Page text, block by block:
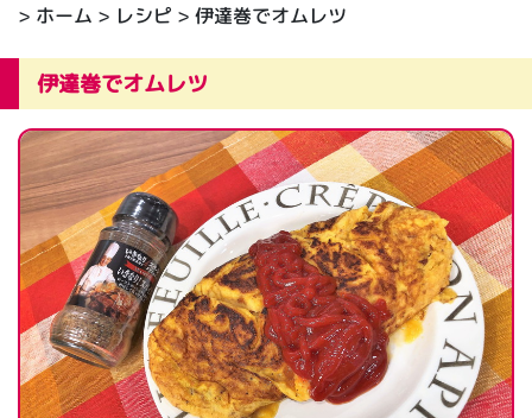
> ホーム > レシピ > 伊達巻でオムレツ
伊達巻でオムレツ